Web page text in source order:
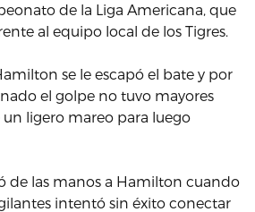
de la Liga Americana, que
al equipo local de los Tigres.
se le escapó el bate y por
el golpe no tuvo mayores
ligero mareo para luego
de las manos a Hamilton cuando
intentó sin éxito conectar